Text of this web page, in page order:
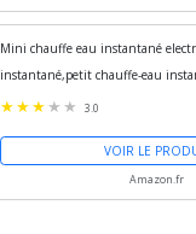
Mini chauffe eau instantané
instantané,petit chauffe-eau
de la température LED,chauffe-eau
3.0
VOIR LE
Amazon.fr